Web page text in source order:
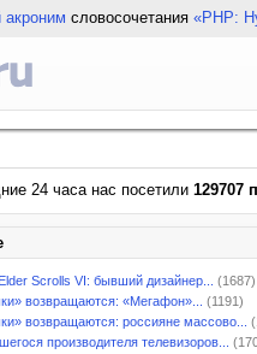
акроним словосочетания «PHP:
24 часа нас посетили 129707
Scrolls VI: бывший дизайнер...
(1687)
возвращаются: «Мегафон»...
(1191)
возвращаются: россияне массово...
производителя телевизоров...